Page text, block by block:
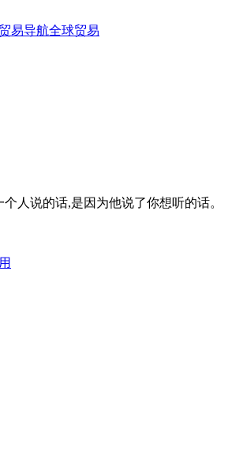
贸易导航全球贸易
人说的话,是因为他说了你想听的话。